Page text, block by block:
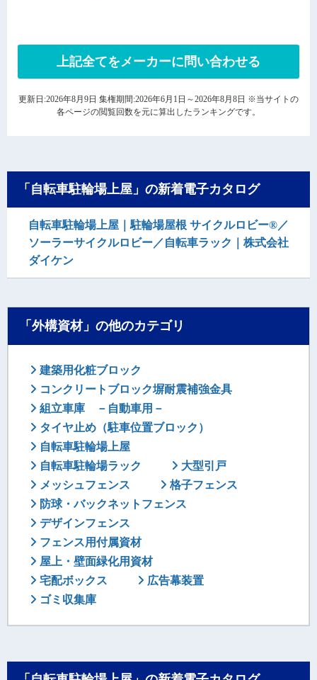
上記全てをメーカーに問い合わせる
更新日:2026年8月9日 集権期間:2026年6月1日～2026年8月8日 ※当サイトの
各ページの閲覧回数を元に算出したランキングです。
「自転車駐輪場上屋」の新着電子カタログ
自転車駐輪場上屋｜駐輪場屋根 サイクルロビー®／
ソーラーサイクルロビー／自転車ラック｜株式会社
ダイケン
「外構資材」の他のカテゴリ
建築用化粧ブロック
コンクリートブロック塀耐震補強金具
組立車庫 －自動車用－
タイヤ止め（駐車位置ブロック）
自転車駐輪場上屋
自転車駐輪場ラック
大型引戸
メッシュフェンス
格子フェンス
防球・バックネットフェンス
デザインフェンス
フェンス用付属資材
屋上・壁面緑化用資材
宅配ボックス
広告幕装置
ゴミ収集庫